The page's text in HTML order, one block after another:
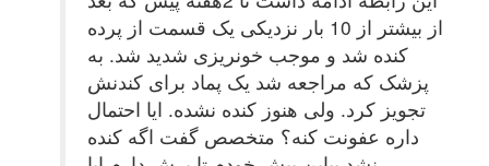
از بیشتر از 10 بار نزدیکی یک قسمت از پرده
کنده شد و موجب خونریزی شدید شد. به
پزشک که مراجعه شد یک پماد برای کندنش
تجویز کرد. ولی هنوز کنده نشده. ایا احتمال
داره عفونت کنه؟ متخصص گفت اگه کنده